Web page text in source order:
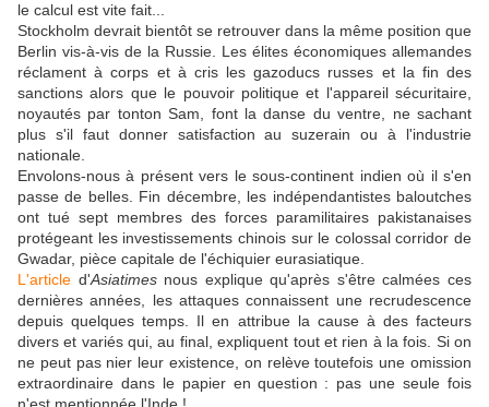
le calcul est vite fait...
Stockholm devrait bientôt se retrouver dans la même position que
Berlin vis-à-vis de la Russie. Les élites économiques allemandes
réclament à corps et à cris les gazoducs russes et la fin des
sanctions alors que le pouvoir politique et l'appareil sécuritaire,
noyautés par tonton Sam, font la danse du ventre, ne sachant
plus s'il faut donner satisfaction au suzerain ou à l'industrie
nationale.
Envolons-nous à présent vers le sous-continent indien où il s'en
passe de belles. Fin décembre, les indépendantistes baloutches
ont tué sept membres des forces paramilitaires pakistanaises
protégeant les investissements chinois sur le colossal corridor de
Gwadar, pièce capitale de l'échiquier eurasiatique.
L'article d'Asiatimesnous explique qu'après s'être calmées ces
dernières années, les attaques connaissent une recrudescence
depuis quelques temps. Il en attribue la cause à des facteurs
divers et variés qui, au final, expliquent tout et rien à la fois. Si on
ne peut pas nier leur existence, on relève toutefois une omission
extraordinaire dans le papier en question : pas une seule fois